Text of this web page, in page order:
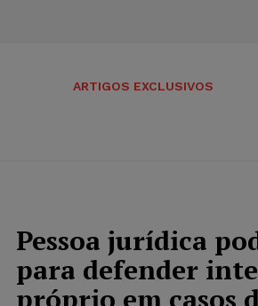
ARTIGOS EXCLUSIVOS
Pessoa jurídica
para defender